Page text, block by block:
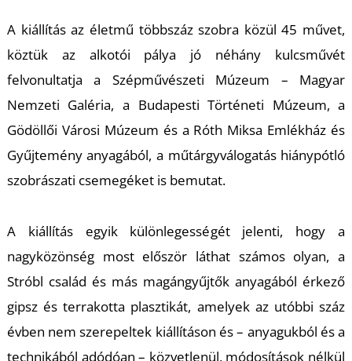
A kiállítás az életmű többszáz szobra közül 45 művet,
köztük az alkotói pálya jó néhány kulcsművét
felvonultatja a Szépművészeti Múzeum – Magyar
Nemzeti Galéria, a Budapesti Történeti Múzeum, a
Gödöllői Városi Múzeum és a Róth Miksa Emlékház és
Gyűjtemény anyagából, a műtárgyválogatás hiánypótló
szobrászati csemegéket is bemutat.
A kiállítás egyik különlegességét jelenti, hogy a
nagyközönség most először láthat számos olyan, a
Stróbl család és más magángyűjtők anyagából érkező
gipsz és terrakotta plasztikát, amelyek az utóbbi száz
évben nem szerepeltek kiállításon és – anyagukból és a
technikából adódóan – közvetlenül, módosítások nélkül